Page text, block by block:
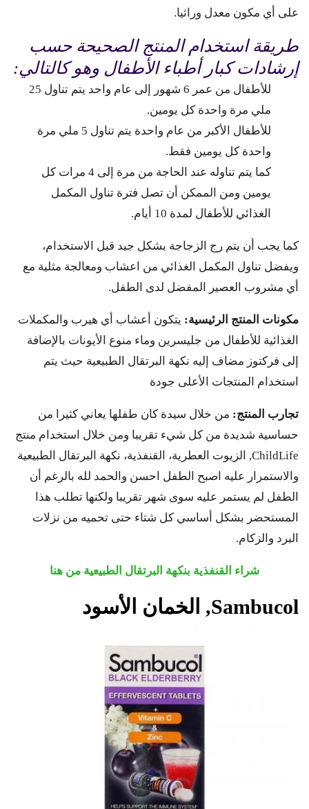
على أي مكون معدل وراثيا.
طريقة استخدام المنتج الصحيحة حسب
إرشادات كبار أطباء الأطفال وهو كالتالي:
للأطفال من عمر 6 شهور إلى عام واحد يتم تناول 25
ملي مرة واحدة كل يومين.
للأطفال الأكبر من عام واحدة يتم تناول 5 ملي مرة
واحدة كل يومين فقط.
كما يتم تناوله عند الحاجة من مرة إلى 4 مرات كل
يومين ومن الممكن أن تصل فترة تناول المكمل
الغذائي للأطفال لمدة 10 أيام.
كما يجب أن يتم رج الزجاجة بشكل جيد قبل الاستخدام،
ويفضل تناول المكمل الغذائي من اعشاب ومعالجة مثلية مع
أي مشروب العصير المفضل لدى الطفل.
مكونات المنتج الرئيسية: يتكون أعشاب أي هيرب والمكملات
الغذائية للأطفال من جليسرين وماء منوع الأيونات بالإضافة
إلى فركتوز مضاف إليه نكهة البرتقال الطبيعية حيث يتم
استخدام المنتجات الأعلى جودة
تجارب المنتج: من خلال سيدة كان طفلها يعاني كثيرا من
حساسية شديدة من كل شيء تقريبا ومن خلال استخدام منتج
ChildLife, الزيوت العطرية، القنفذية، نكهة البرتقال الطبيعية
والاستمرار عليه اصبح الطفل احسن والحمد لله بالرغم أن
الطفل لم يستمر عليه سوى شهر تقريبا ولكنها تطلب هذا
المستحضر بشكل أساسي كل شتاء حتى تحميه من نزلات
البرد والزكام.
شراء القنفذية بنكهة البرتقال الطبيعية من هنا
Sambucol, الخمان الأسود